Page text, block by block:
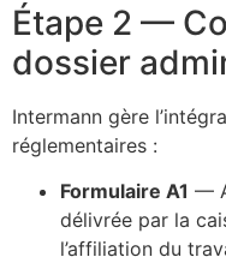
Étape 2 —
dossier
Intermann gère
réglementaires :
Formulaire A1 —
délivrée par la
l’affiliation du